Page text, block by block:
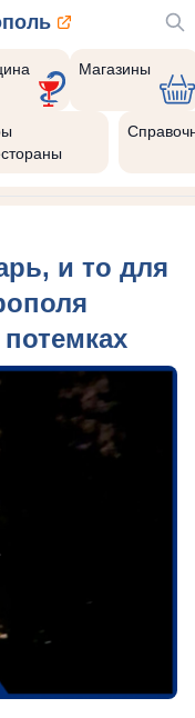
Магазины
и то для